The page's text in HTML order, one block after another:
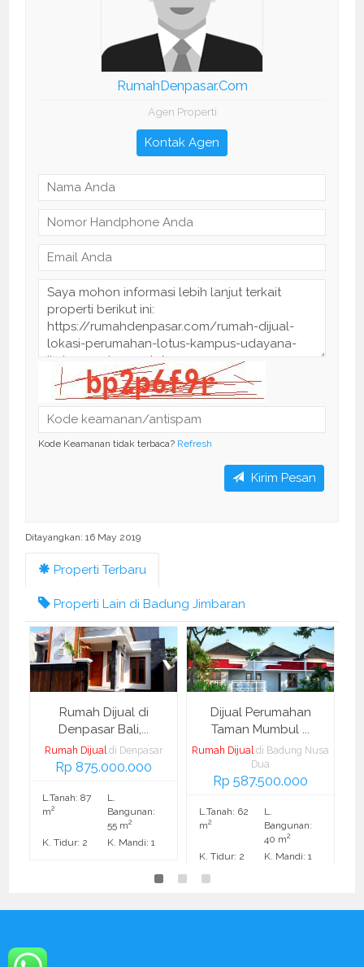
RumahDenpasar.Com
Agen Properti
Kontak Agen
Kode Keamanan tidak terbaca? Refresh
Kirim Pesan
Ditayangkan: 16 May 2019
Properti Terbaru
Properti Lain di Badung Jimbaran
Rumah Dijual di
Denpasar Bali,...
Rumah Dijual di Denpasar
Rp 875.000.000
L.Tanah: 87
m2
L.
Bangunan:
55 m2
K. Tidur: 2 K. Mandi: 1
Dijual Perumahan
Taman Mumbul ...
Rumah Dijual di Badung Nusa
Dua
Rp 587.500.000
L.Tanah: 62
m2
L.
Bangunan:
40 m2
K. Tidur: 2 K. Mandi: 1